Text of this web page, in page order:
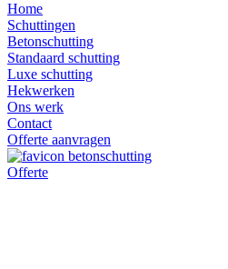
Home
Schuttingen
Betonschutting
Standaard schutting
Luxe schutting
Hekwerken
Ons werk
Contact
Offerte aanvragen
Offerte